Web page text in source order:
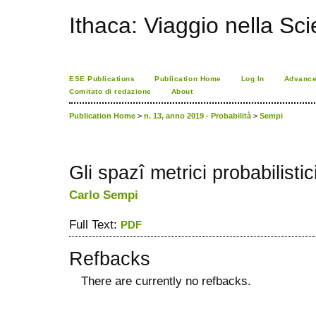
Ithaca: Viaggio nella
ESE Publications Publication Home Log In
Comitato di redazione
About
Publication Home > n. 13, anno 2019 - Probabilità > Sempi
Gli spazî metrici
Carlo Sempi
Full Text: PDF
Refbacks
There are currently no refbacks.